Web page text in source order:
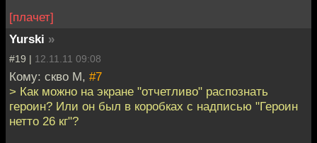
[плачет]
Yurski »
#19 | 12.11.11 09:08
Кому: скво М, #7
> Как можно на экране "отчетливо" распознать
героин? Или он был в коробках с надписью "Героин
нетто 26 кг"?